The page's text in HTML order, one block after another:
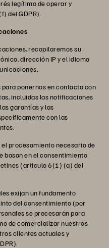
legítimo de operar y
del GDPR).
recopilaremos su
dirección IP y el idioma
ponernos en contacto con
incluidas las notificaciones
garantías y las
con las
procesamiento necesario de
basan en el consentimiento
(artículo 6(1) (a) del
exijan un fundamento
del consentimiento (por
se procesarán para
de comercializar nuestros
clientes actuales y